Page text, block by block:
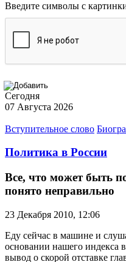
Введите символы с
Сегодня
07 Августа 2026
Вступительное слово
Политика в России
Все, что может быть
понято неправильно
23 Декабря 2010, 12:06
Еду сейчас в машине и
основании нашего индекса
вывод о скорой отставке